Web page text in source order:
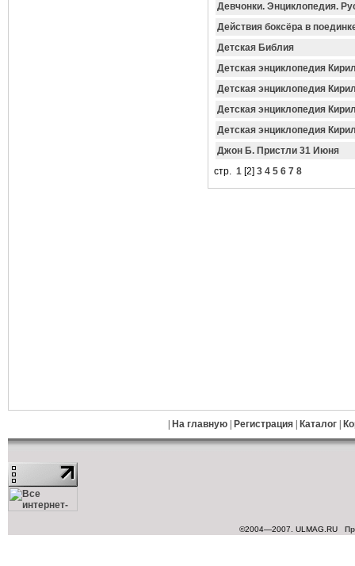
Девчонки. Энциклопедия.
Действия боксёра в
Детская Библия
Детская энциклопедия
Детская энциклопедия
Детская энциклопедия
Детская энциклопедия
Джон Б. Пристли 31 Июня
стр. 1 [2] 3 4 5 6 7 8
На главную| Регистрация| Каталог|
©2004—2007. ULMAG.RU